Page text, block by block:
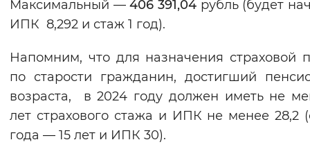
Максимальный —406 391,04 рубль (будет
ИПК 8,292 и стаж 1 год).
Напомним, что для назначения страховой
по старости гражданин, достигший
возраста, в 2024 году должен иметь не
лет страхового стажа и ИПК не менее 28,2
года — 15 лет и ИПК 30).